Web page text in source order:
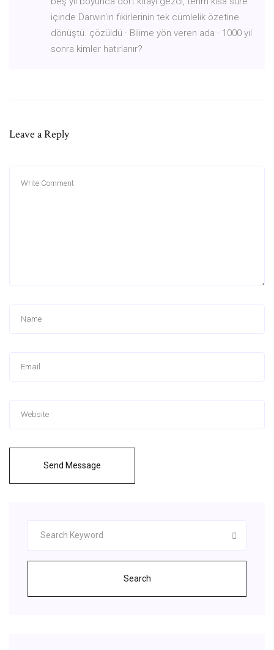
içinde Darwin'in fikirlerinin tek cümlelik özetine
dönüştü. çözüldü · Bilime yön veren ada · 1000 yıl
sonra kimler hatırlanır?
Leave a Reply
Send Message
Search